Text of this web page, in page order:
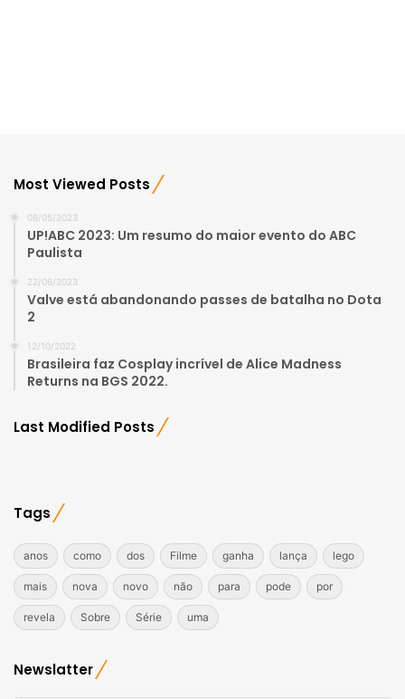
Most Viewed Posts
08/05/2023
UP!ABC 2023: Um resumo do maior evento do ABC
Paulista
22/06/2023
Valve está abandonando passes de batalha no Dota
2
12/10/2022
Brasileira faz Cosplay incrível de Alice Madness
Returns na BGS 2022.
Last Modified Posts
Tags
anos como dos Filme ganha lança lego
mais nova novo não para pode por
revela Sobre Série uma
Newslatter